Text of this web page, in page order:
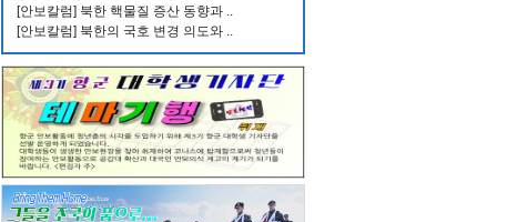
[안보칼럼] 북한 핵물질 증산 동향과 ..
[안보칼럼] 북한의 국호 변경 의도와 ..